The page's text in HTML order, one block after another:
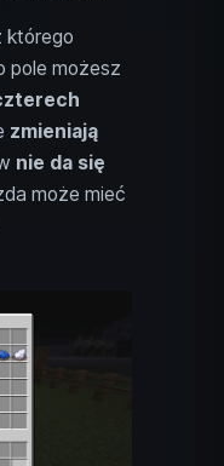
którego
pole możesz
zmieniają
nie da się
może mieć